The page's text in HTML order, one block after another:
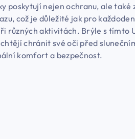
poskytují nejen ochranu, ale
což je důležité jak pro
různých aktivitách. Brýle s tímto
chránit své oči před
komfort a bezpečnost.